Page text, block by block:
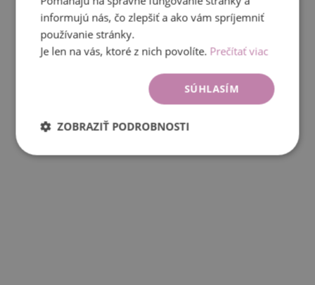
informujú nás, čo zlepšiť a ako vám spríjemniť
používanie stránky.
Je len na vás, ktoré z nich povolíte. Prečítať viac
SÚHLASÍM
ZOBRAZIŤ PODROBNOSTI